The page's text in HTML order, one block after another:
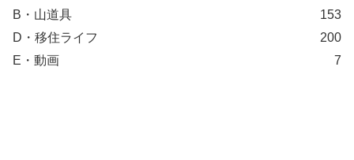
B・山道具
153
D・移住ライフ
200
E・動画
7